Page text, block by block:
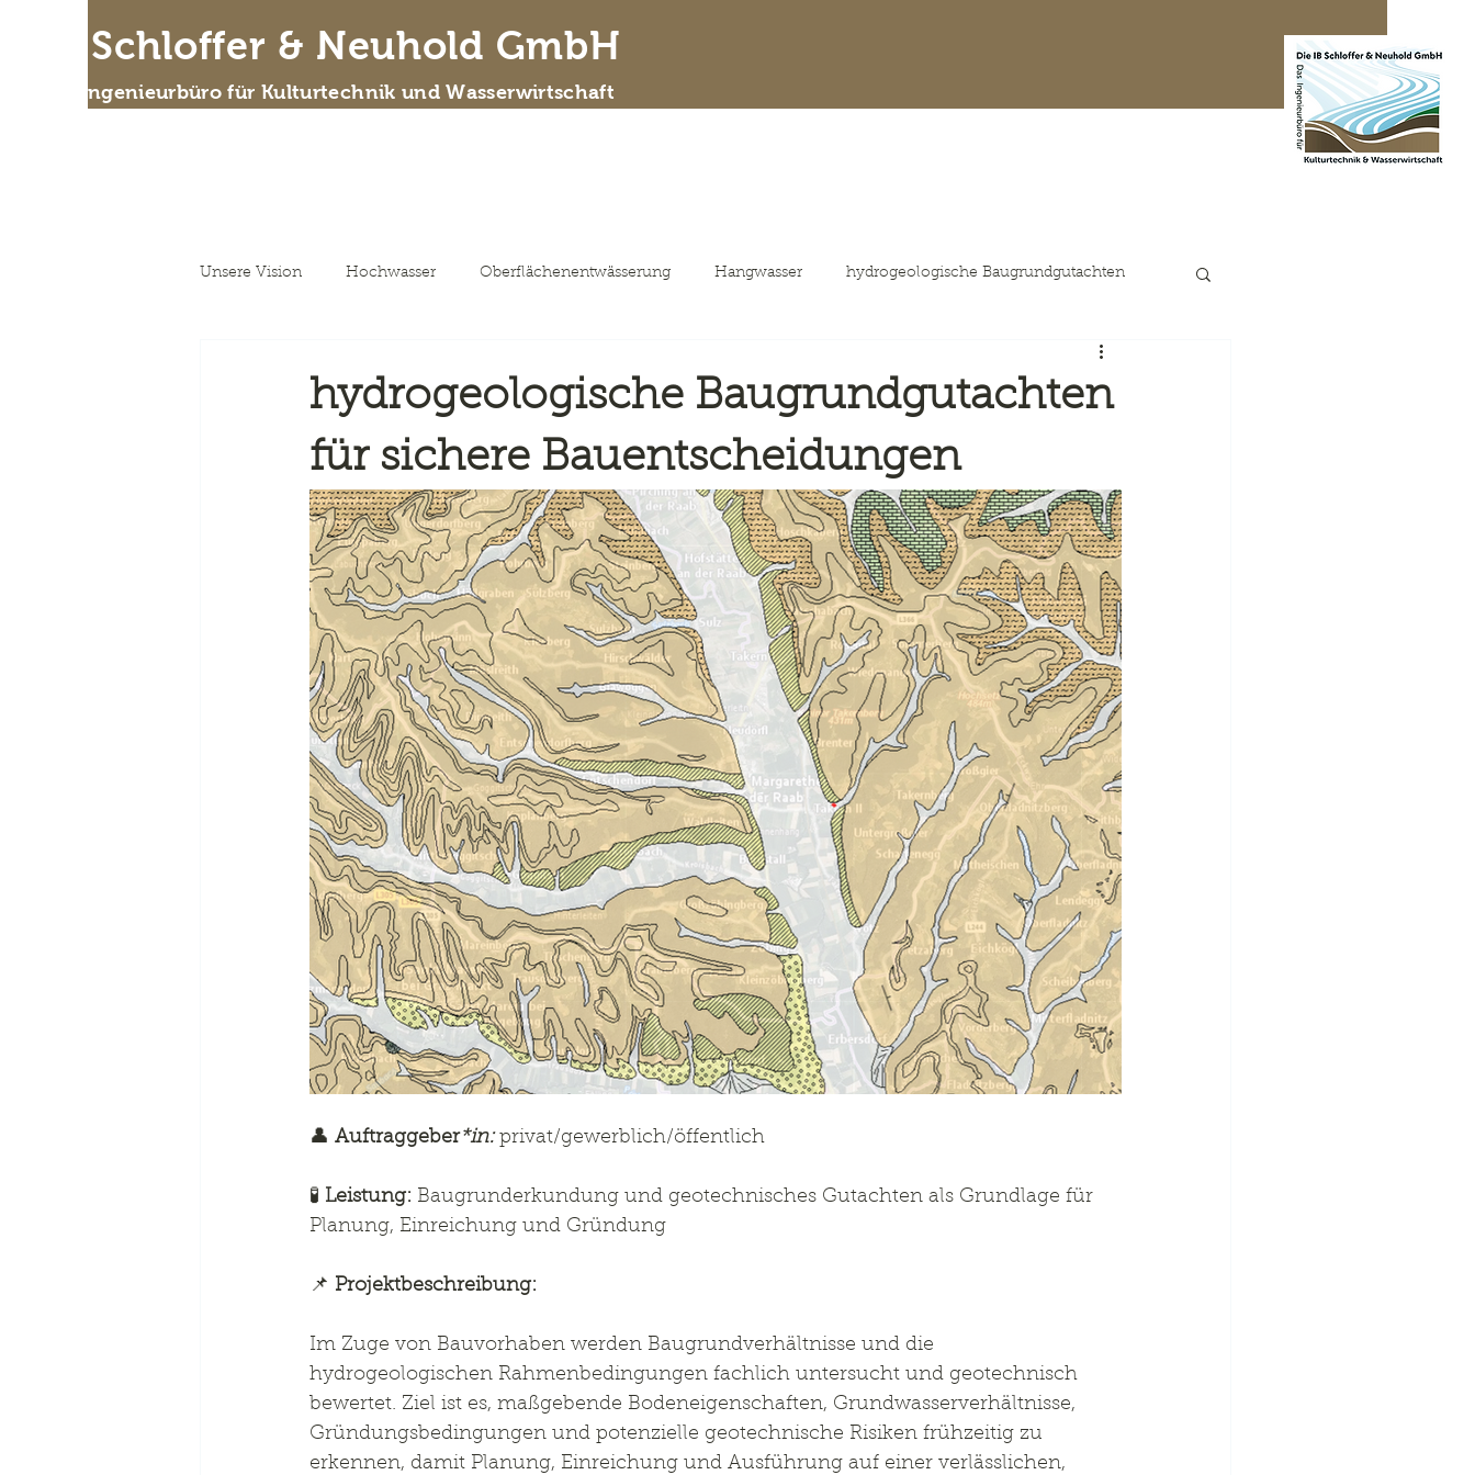
IB Schloffer & Neuhold GmbH
Das Ingenieurbüro für Kulturtechnik und Wasserwirtschaft
Unsere Vision Hochwasser Oberflächenentwässerung Hangwasser hydrogeologische Baugrundgutachten
hydrogeologische Baugrundgutachten
für sichere Bauentscheidungen
👤 Auftraggeber*in: privat/gewerblich/öffentlich
🧪 Leistung: Baugrunderkundung und geotechnisches Gutachten als Grundlage für
Planung, Einreichung und Gründung
📌 Projektbeschreibung:
Im Zuge von Bauvorhaben werden Baugrundverhältnisse und die
hydrogeologischen Rahmenbedingungen fachlich untersucht und geotechnisch
bewertet. Ziel ist es, maßgebende Bodeneigenschaften, Grundwasserverhältnisse,
Gründungsbedingungen und potenzielle geotechnische Risiken frühzeitig zu
erkennen, damit Planung, Einreichung und Ausführung auf einer verlässlichen,